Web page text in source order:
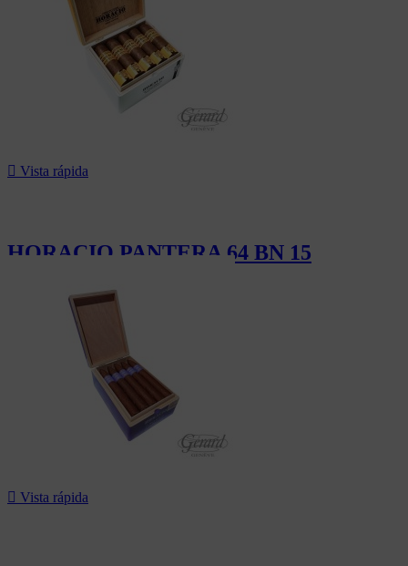
 Vista rápida
HORACIO PANTERA 64 BN 15
 Vista rápida